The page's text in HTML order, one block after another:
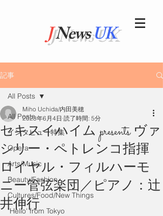
JNewsUK
記事
All Posts
インタビュー特集
Opera
Arts/Music
Beauty/Fashion
Cultures/Food/New Things
"Hello' from Tokyo
All Posts
セキスイハイム presents ヴァ
シリー・ペトレンコ指揮
ロイヤル・フィルハーモ
ニー管弦楽団／ピアノ：辻󠄀
井伸行
Miho Uchida/内田美穂
2023年6月4日 読了時間: 5分